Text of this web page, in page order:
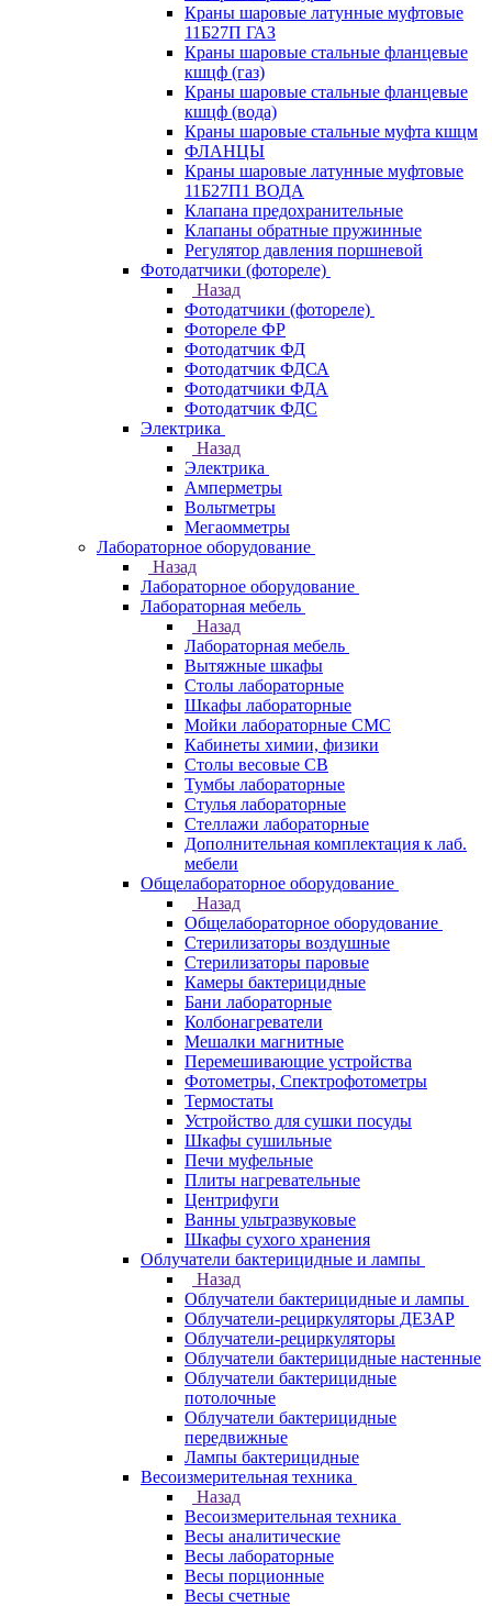
Краны шаровые латунные муфтовые
11Б27П ГАЗ
Краны шаровые стальные фланцевые
кшцф (газ)
Краны шаровые стальные фланцевые
кшцф (вода)
Краны шаровые стальные муфта кшцм
ФЛАНЦЫ
Краны шаровые латунные муфтовые
11Б27П1 ВОДА
Клапана предохранительные
Клапаны обратные пружинные
Регулятор давления поршневой
Фотодатчики (фотореле)
Назад
Фотодатчики (фотореле)
Фотореле ФР
Фотодатчик ФД
Фотодатчик ФДСА
Фотодатчики ФДА
Фотодатчик ФДС
Электрика
Назад
Электрика
Амперметры
Вольтметры
Мегаомметры
Лабораторное оборудование
Назад
Лабораторное оборудование
Лабораторная мебель
Назад
Лабораторная мебель
Вытяжные шкафы
Столы лабораторные
Шкафы лабораторные
Мойки лабораторные СМС
Кабинеты химии, физики
Столы весовые СВ
Тумбы лабораторные
Стулья лабораторные
Стеллажи лабораторные
Дополнительная комплектация к лаб.
мебели
Общелабораторное оборудование
Назад
Общелабораторное оборудование
Стерилизаторы воздушные
Стерилизаторы паровые
Камеры бактерицидные
Бани лабораторные
Колбонагреватели
Мешалки магнитные
Перемешивающие устройства
Фотометры, Спектрофотометры
Термостаты
Устройство для сушки посуды
Шкафы сушильные
Печи муфельные
Плиты нагревательные
Центрифуги
Ванны ультразвуковые
Шкафы сухого хранения
Облучатели бактерицидные и лампы
Назад
Облучатели бактерицидные и лампы
Облучатели-рециркуляторы ДЕЗАР
Облучатели-рециркуляторы
Облучатели бактерицидные настенные
Облучатели бактерицидные
потолочные
Облучатели бактерицидные
передвижные
Лампы бактерицидные
Весоизмерительная техника
Назад
Весоизмерительная техника
Весы аналитические
Весы лабораторные
Весы порционные
Весы счетные